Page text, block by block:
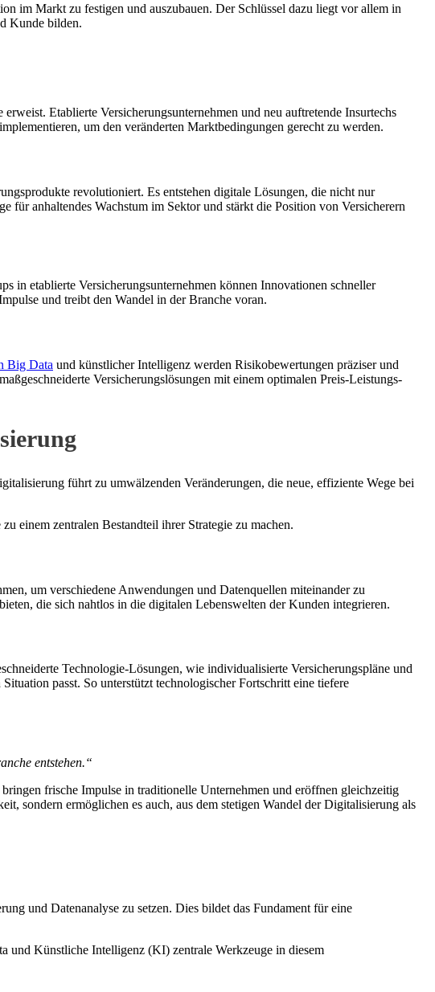
im Markt zu festigen und auszubauen. Der Schlüssel dazu liegt vor allem in
Kunde bilden.
Etablierte Versicherungsunternehmen und neu auftretende Insurtechs
um den veränderten Marktbedingungen gerecht zu werden.
revolutioniert. Es entstehen digitale Lösungen, die nicht nur
anhaltendes Wachstum im Sektor und stärkt die Position von Versicherern
in etablierte Versicherungsunternehmen können Innovationen schneller
und treibt den Wandel in der Branche voran.
Big Data und künstlicher Intelligenz werden Risikobewertungen präziser und
Versicherungslösungen mit einem optimalen Preis-Leistungs-
führt zu umwälzenden Veränderungen, die neue, effiziente Wege bei
einem zentralen Bestandteil ihrer Strategie zu machen.
um verschiedene Anwendungen und Datenquellen miteinander zu
die sich nahtlos in die digitalen Lebenswelten der Kunden integrieren.
Technologie-Lösungen, wie individualisierte Versicherungspläne und
passt. So unterstützt technologischer Fortschritt eine tiefere
entstehen.“
frische Impulse in traditionelle Unternehmen und eröffnen gleichzeitig
sondern ermöglichen es auch, aus dem stetigen Wandel der Digitalisierung als
und Datenanalyse zu setzen. Dies bildet das Fundament für eine
und Künstliche Intelligenz (KI) zentrale Werkzeuge in diesem